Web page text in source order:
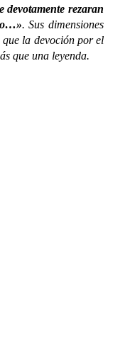
devotamente rezaran
. Sus dimensiones
la devoción por el
que una leyenda.